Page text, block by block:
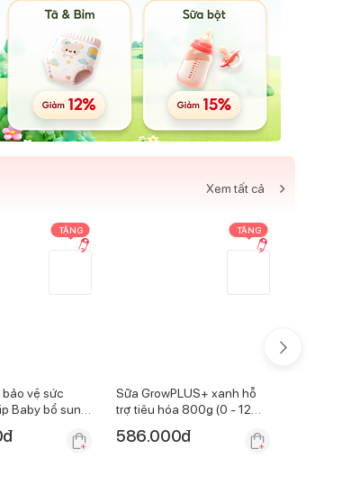
Xem tất cả
TẶNG
vệ sức
Baby bổ sung
đ
TẶNG
Sữa GrowPLUS+ xanh hỗ
trợ tiêu hóa 800g (0 - 12
586.000đ